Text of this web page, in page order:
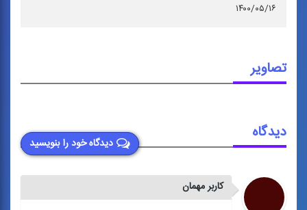
۱۴۰۰/۰۵/۱۶
تصاویر
دیدگاه خود را بنویسید
دیدگاه
کاربر مهمان